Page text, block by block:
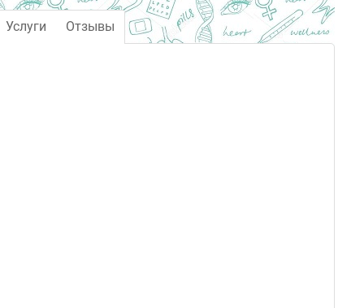
Услуги Отзывы